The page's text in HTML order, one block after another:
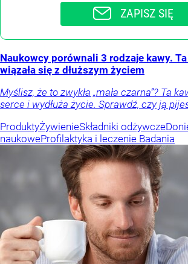
ZAPISZ SIĘ
Naukowcy porównali 3 rodzaje kawy.
wiązała się z dłuższym życiem
Myślisz, że to zwykła „mała czarna”? Ta
serce i wydłuża życie. Sprawdź, czy ją
ProduktyŻywienieSkładniki odżywcze
naukoweProfilaktyka i leczenie Badania